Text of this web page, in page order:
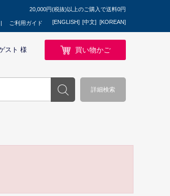
20,000円(税抜)以上のご購入で送料0円
ご利用ガイド [ENGLISH] [中文] [KOREAN]
スト 様 買い物かご
詳細検索